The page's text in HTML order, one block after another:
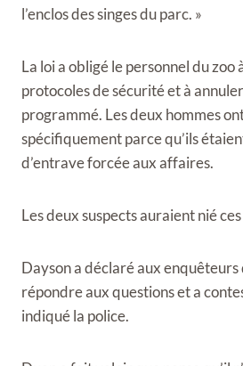
l’enclos des singes du parc. »
La loi a obligé le personnel du zoo
protocoles de sécurité et à
programmé. Les deux hommes
spécifiquement parce qu’ils
d’entrave forcée aux affaires.
Les deux suspects auraient nié
Dayson a déclaré aux enquêteurs
répondre aux questions et a
indiqué la police.